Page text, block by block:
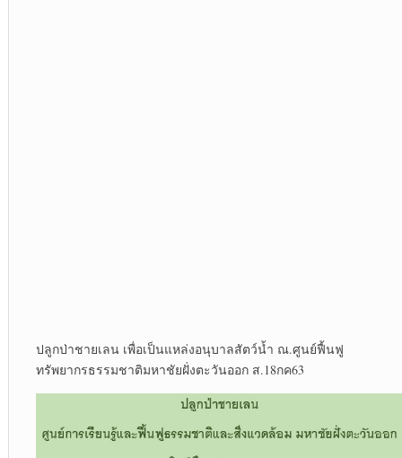
ปลูกป่าชายเลน เพื่อเป็นแหล่งอนุบาลสัตว์น้ำ ณ.ศูนย์ฟื้นฟู
ทรัพยากรธรรมชาติมหาชัยฝั่งตะวันออก ส.18กค63